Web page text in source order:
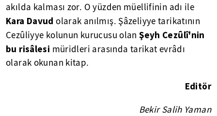
akılda kalması zor. O yüzden müellifinin adı ile
Kara Davud olarak anılmış. Şâzeliyye tarikatının
Cezûliyye kolunun kurucusu olan Şeyh Cezûlî'nin
bu risâlesi müridleri arasında tarikat evrâdı
olarak okunan kitap.
Editör
Bekir Salih Yaman